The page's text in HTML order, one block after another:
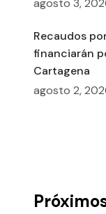
Recaudos
financiarán
Cartagena
agosto 2,